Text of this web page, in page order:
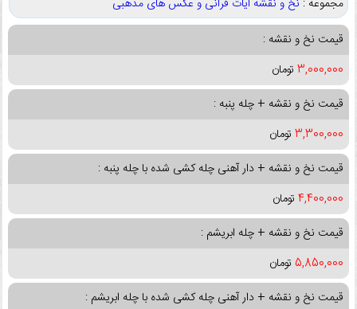
مجموعه : نخ و نقشه آیات قرآنی و عکس های مذهبی
قیمت نخ و نقشه :
3,000,000 تومان
قیمت نخ و نقشه + چله پنبه :
3,300,000 تومان
قیمت نخ و نقشه + دار آهنی چله کشی شده با چله پنبه :
4,400,000 تومان
قیمت نخ و نقشه + چله ابریشم :
5,850,000 تومان
قیمت نخ و نقشه + دار آهنی چله کشی شده با چله ابریشم :